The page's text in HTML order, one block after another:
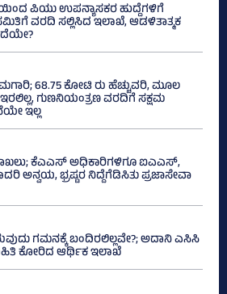
ಪಿಯು ಉಪನ್ಯಾಸಕರ ಹುದ್ದೆಗಳಿಗೆ
ವರದಿ ಸಲ್ಲಿಸಿದ ಇಲಾಖೆ, ಆಡಳಿತಾತ್ಮಕ
68.75 ಕೋಟಿ ರು ಹೆಚ್ಚುವರಿ, ಮೂಲ
ಗುಣನಿಯಂತ್ರಣ ವರದಿಗೆ ಸಕ್ಷಮ
ಇಲ್ಲ
ಕೆಎಎಸ್ ಅಧಿಕಾರಿಗಳಿಗೂ ಐಎಎಸ್‌,
ಭ್ರಷ್ಟರ ನಿದ್ದೆಗೆಡಿಸಿತು ಪ್ರಜಾಸೇವಾ
ಗಮನಕ್ಕೆ ಬಂದಿರಲಿಲ್ಲವೇ?; ಅದಾನಿ ಎಸಿಸಿ
ಕೋರಿದ ಆರ್ಥಿಕ ಇಲಾಖೆ